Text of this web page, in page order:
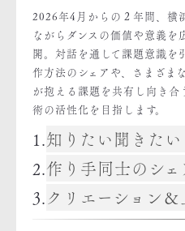
2026年4月からの２年間、横
ながらダンスの価値や意義
開。対話を通して課題意識を
作方法のシェアや、さまざま
が抱える課題を共有し向き
術の活性化を目指します。
1.知りたい聞きた
2.作り手同士のシ
3.クリエーション